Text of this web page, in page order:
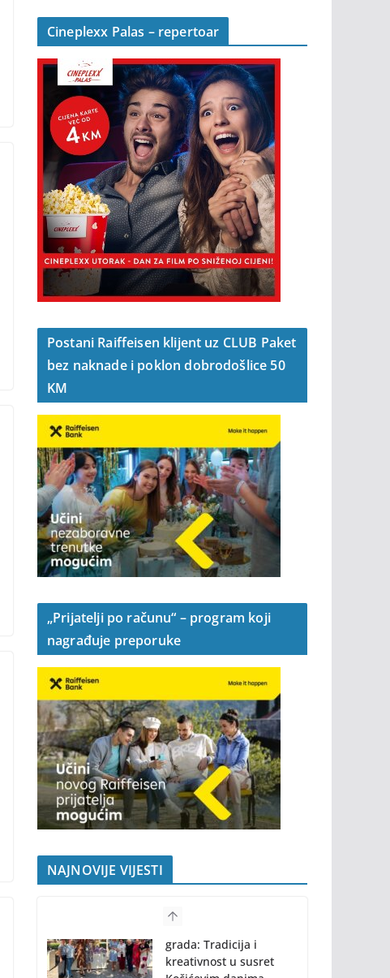
Cineplexx Palas – repertoar
Postani Raiffeisen klijent uz CLUB Paket
bez naknade i poklon dobrodošlice 50
KM
„Prijatelji po računu“ – program koji
nagrađuje preporuke
NAJNOVIJE VIJESTI
Program “61.
Kočićevog zbora”